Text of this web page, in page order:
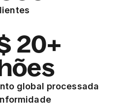
20+
global processada